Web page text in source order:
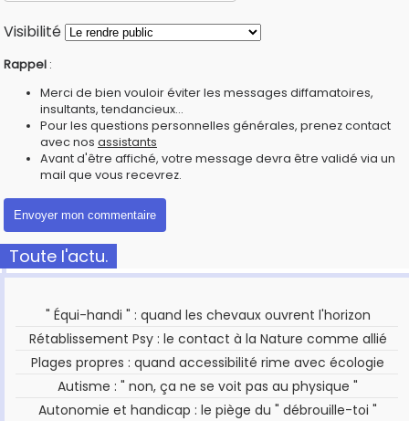
Visibilité
Rappel :
Merci de bien vouloir éviter les messages diffamatoires,
insultants, tendancieux...
Pour les questions personnelles générales, prenez contact
avec nos assistants
Avant d'être affiché, votre message devra être validé via un
mail que vous recevrez.
Toute l'actu.
" Équi-handi " : quand les chevaux ouvrent l'horizon
Rétablissement Psy : le contact à la Nature comme allié
Plages propres : quand accessibilité rime avec écologie
Autisme : " non, ça ne se voit pas au physique "
Autonomie et handicap : le piège du " débrouille-toi "